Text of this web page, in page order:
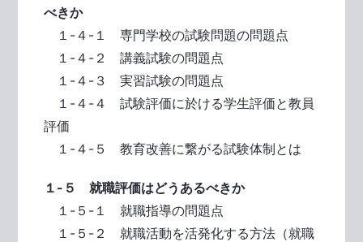
べきか
１-４-１ 専門学校の試験問題の問題点
１-４-２ 講義試験の問題点
１-４-３ 実習試験の問題点
１-４-４ 試験評価に於ける学生評価と教員
評価
１-４-５ 教育改善に繋がる試験体制とは
１-５ 就職評価はどうあるべきか
１-５-１ 就職指導の問題点
１-５-２ 就職活動を活発化する方法（就職